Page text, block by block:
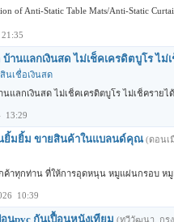
of Anti-Static Table Mats/Anti-Static
านแลกเงินสด ไม่เช็คเครดิตบูโร ไม่
นเชื่อเงินสด
แลกเงินสด ไม่เช็คเครดิตบูโร ไม่เช็คราย
13:29
ยิ้มยิ้ม ขายสินค้าในแบลนด์คุณ (ดอนเ
าทุกท่าน ที่ให้การอุดหนุน หมูแผ่นกรอบ หมู
10:39
นpvc กันเปื้อนหนังเทียม (ทวีวัฒนา, กรุ